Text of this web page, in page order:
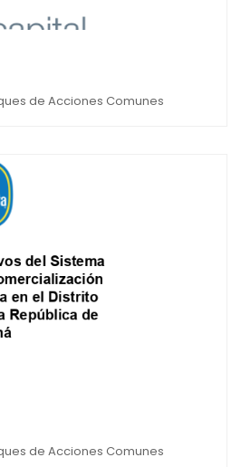
de Acciones Comunes
de Acciones Comunes